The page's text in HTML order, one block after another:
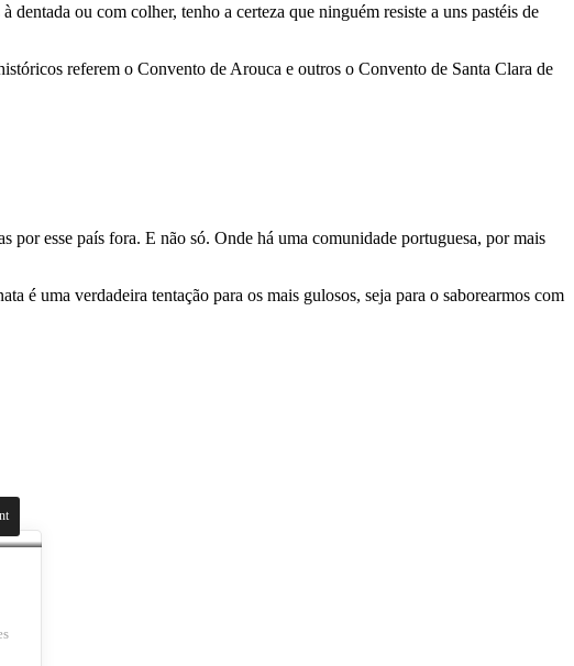
ou com colher, tenho a certeza que ninguém resiste a uns pastéis de
referem o Convento de Arouca e outros o Convento de Santa Clara de
por esse país fora. E não só. Onde há uma comunidade portuguesa, por mais
é uma verdadeira tentação para os mais gulosos, seja para o saborearmos com